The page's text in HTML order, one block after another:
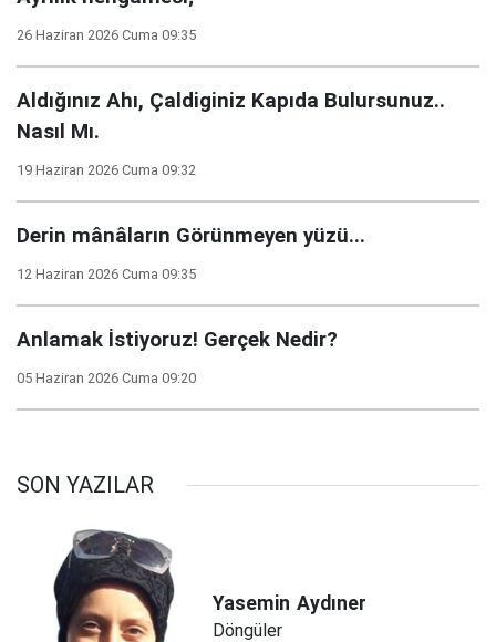
26 Haziran 2026 Cuma 09:35
Aldığınız Ahı, Çaldiginiz Kapıda Bulursunuz..
Nasıl Mı.
19 Haziran 2026 Cuma 09:32
Derin mânâların Görünmeyen yüzü...
12 Haziran 2026 Cuma 09:35
Anlamak İstiyoruz! Gerçek Nedir?
05 Haziran 2026 Cuma 09:20
SON YAZILAR
Yasemin Aydıner
Döngüler